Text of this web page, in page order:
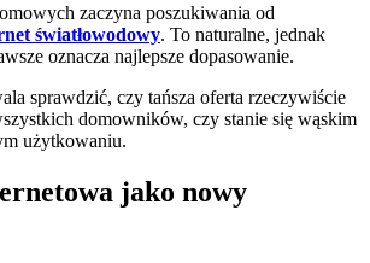
zaczyna poszukiwania od
światłowodowy. To naturalne, jednak
oznacza najlepsze dopasowanie.
sprawdzić, czy tańsza oferta rzeczywiście
domowników, czy stanie się wąskim
użytkowaniu.
jako nowy